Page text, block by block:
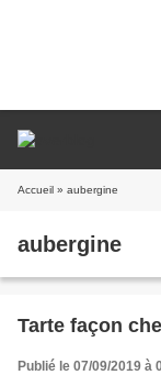
Accueil » aubergine
aubergine
Tarte façon
Publié le 07/09/2019 à